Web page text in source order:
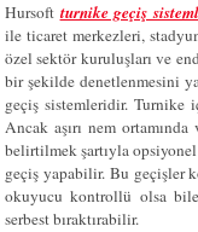
Hursoft turnike geçiş
ile ticaret merkezleri,
özel sektör kuruluşları ve
bir şekilde denetlenmesini
geçiş sistemleridir.Turnike
Ancak aşırı nem
belirtilmek şartıyla
geçiş yapabilir. Bu geçişler
okuyucu kontrollü olsa bile
serbest bıraktırabilir.